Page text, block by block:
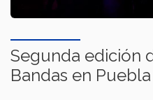
Segunda edición
Bandas en Puebla